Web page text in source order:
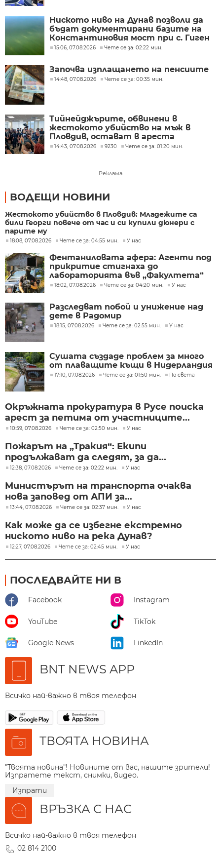
Ниското ниво на Дунав позволи да
бъдат документирани базите на
Константиновия мост при с. Гиген
15:06, 07.08.2026 Чете се за: 02:22 мин.
Започва изплащането на пенсиите
14:48, 07.08.2026 Чете се за: 00:35 мин.
Тийнейджърите, обвинени в
жестокото убийство на мъж в
Пловдив, остават в ареста
14:43, 07.08.2026 9230 Чете се за: 01:20 мин.
Реклама
ВОДЕЩИ НОВИНИ
Жестокото убийство в Пловдив: Младежите са
били Георги повече от час и си купили дюнери с
парите му
18:08, 07.08.2026 Чете се за: 04:55 мин. У нас
Фентаниловата афера: Агенти под
прикритие стигнаха до
лабораторията във „Факултета“
18:02, 07.08.2026 Чете се за: 04:20 мин. У нас
Разследват побой и унижение над
дете в Радомир
18:15, 07.08.2026 Чете се за: 02:55 мин. У нас
Сушата създаде проблем за много
от плаващите къщи в Нидерландия
17:10, 07.08.2026 Чете се за: 01:50 мин. По света
Окръжната прокуратура в Русе поиска
арест за петима от участниците...
10:59, 07.08.2026 Чете се за: 02:50 мин. У нас
Пожарът на „Тракия“: Екипи
продължават да следят, за да...
12:38, 07.08.2026 Чете се за: 02:22 мин. У нас
Министърът на транспорта очаква
нова заповед от АПИ за...
13:44, 07.08.2026 Чете се за: 02:37 мин. У нас
Как може да се избегне екстремно
ниското ниво на река Дунав?
12:27, 07.08.2026 Чете се за: 02:45 мин. У нас
ПОСЛЕДВАЙТЕ НИ В
Facebook Instagram
YouTube TikTok
Google News LinkedIn
BNT NEWS APP
Всичко най-важно в твоя телефон
ТВОЯТА НОВИНА
"Твоята новина"! Новините от вас, нашите зрители!
Изпратете текст, снимки, видео.
Изпрати
ВРЪЗКА С НАС
Всичко най-важно в твоя телефон
02 814 2100